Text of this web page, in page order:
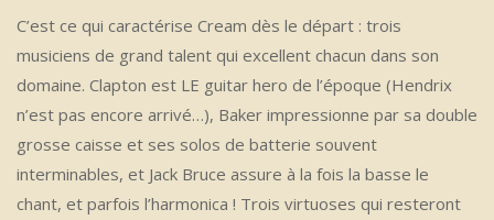
C’est ce qui caractérise Cream dès le départ : trois
musiciens de grand talent qui excellent chacun dans son
domaine. Clapton est LE guitar hero de l’époque (Hendrix
n’est pas encore arrivé…), Baker impressionne par sa double
grosse caisse et ses solos de batterie souvent
interminables, et Jack Bruce assure à la fois la basse le
chant, et parfois l’harmonica ! Trois virtuoses qui resteront